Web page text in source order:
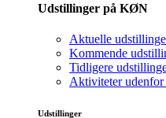
Udstillinger på KØN
Aktuelle
Kommende
Tidligere
Aktiviteter
Udstillinger